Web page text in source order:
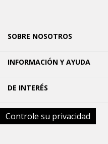
SOBRE NOSOTROS
INFORMACIÓN Y AYUDA
DE INTERÉS
Controle su privacidad